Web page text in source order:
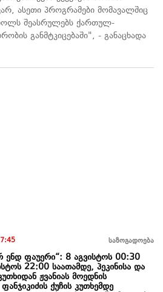
ასეთი პროგრამები მომავალშიც
შეასრულებს ქართულ-
განმტკიცებაში", - განაცხადა
საზოგადოება
ენდ ფაუერი“: 8 აგვისტოს 00:30
22:00 საათამდე, პეკინისა და
ჟვანიას მოედნის
ქუჩის კუთხემდე